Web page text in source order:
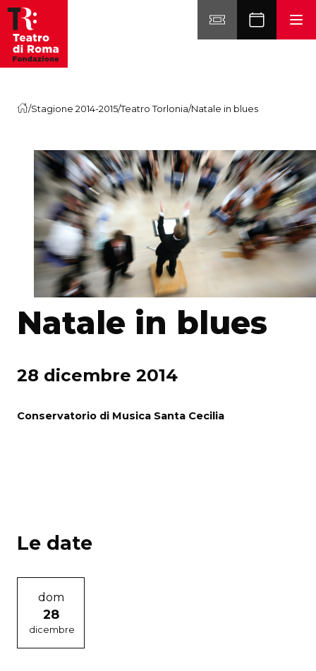
Vai al contenuto
/Stagione 2014-2015/Teatro Torlonia/Natale in blues
Natale in blues
28 dicembre 2014
Conservatorio di Musica Santa Cecilia
Le date
dom
28
dicembre